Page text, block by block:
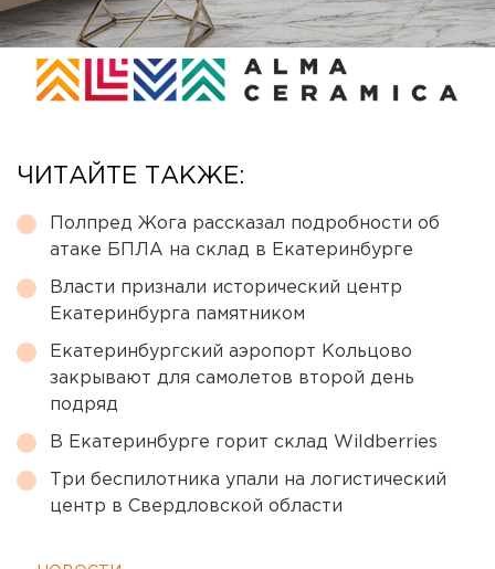
ЧИТАЙТЕ ТАКЖЕ:
Полпред Жога рассказал подробности об
атаке БПЛА на склад в Екатеринбурге
Власти признали исторический центр
Екатеринбурга памятником
Екатеринбургский аэропорт Кольцово
закрывают для самолетов второй день
подряд
В Екатеринбурге горит склад Wildberries
Три беспилотника упали на логистический
центр в Свердловской области